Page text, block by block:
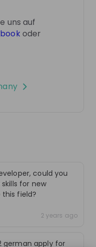
uns auf dich!
story of innovation
uns auf
oder
could you
for new
field?
2 years ago
german apply for